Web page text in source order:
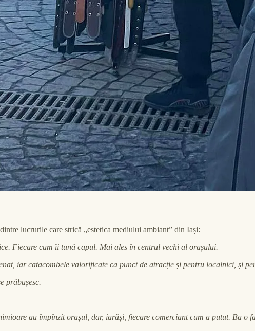
lucrurile care strică „estetica mediului ambiant” din Iași:
Fiecare cum îi tună capul. Mai ales în centrul vechi al orașului.
iar catacombele valorificate ca punct de atracție și pentru localnici, și
prăbușesc.
au împînzit orașul, dar, iarăși, fiecare comerciant cum a putut. Ba o